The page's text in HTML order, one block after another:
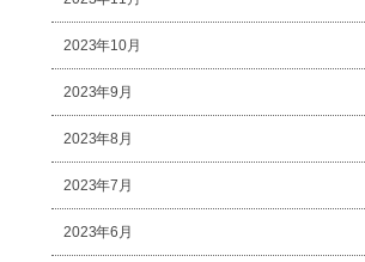
2023年10月
2023年9月
2023年8月
2023年7月
2023年6月